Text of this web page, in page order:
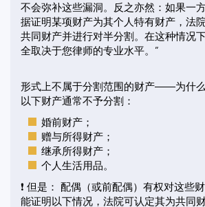
不会弥补这些漏洞。反之亦然：如果一
据证明某项财产为其个人特有财产，法
共同财产并进行对半分割。在这种情况
全取决于您律师的专业水平。”
形式上不属于分割范围的财产——为什
以下财产通常不予分割：
婚前财产；
赠与所得财产；
继承所得财产；
个人生活用品。
❗ 但是： 配偶（或前配偶）有权对这些
能证明以下情况，法院可认定其为共同